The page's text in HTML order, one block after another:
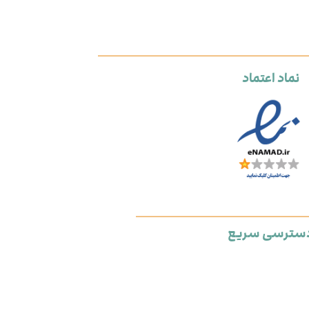
نماد اعتماد
سریع